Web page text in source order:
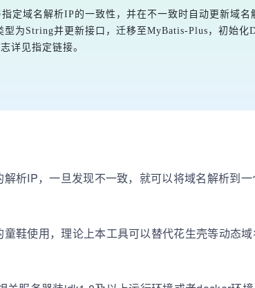
定域名解析IP的一致性，并在不一致时自动更新域
为String并更新接口，迁移至MyBatis-Plus，初始
详见指定链接。
析IP，一旦发现不一致，就可以将域名解析到
鞋使用，理论上本工具可以替代花生壳等动态